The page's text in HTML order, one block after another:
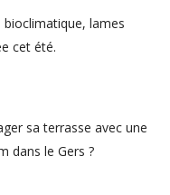
bioclimatique, lames
cet été.
sa terrasse avec une
dans le Gers ?